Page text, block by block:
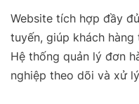
Website tích hợp đầy
tuyến, giúp khách
Hệ thống quản lý đơn
nghiệp theo dõi và xử